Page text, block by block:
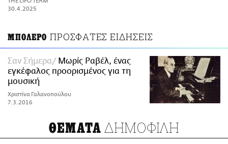
ΑΜΠΑ
30.4.2025
ΜΠΟΛΕΡΟ ΠΡΟΣΦΑΤΕΣ ΕΙΔΗΣΕΙΣ
Σαν Σήμερα
Μωρίς Ραβέλ, ένας
εγκέφαλος προορισμένος για τη
μουσική
Χριστίνα Γαλανοπούλου
7.3.2016
ΘΕΜΑΤΑ ΔΗΜΟΦΙΛΗ